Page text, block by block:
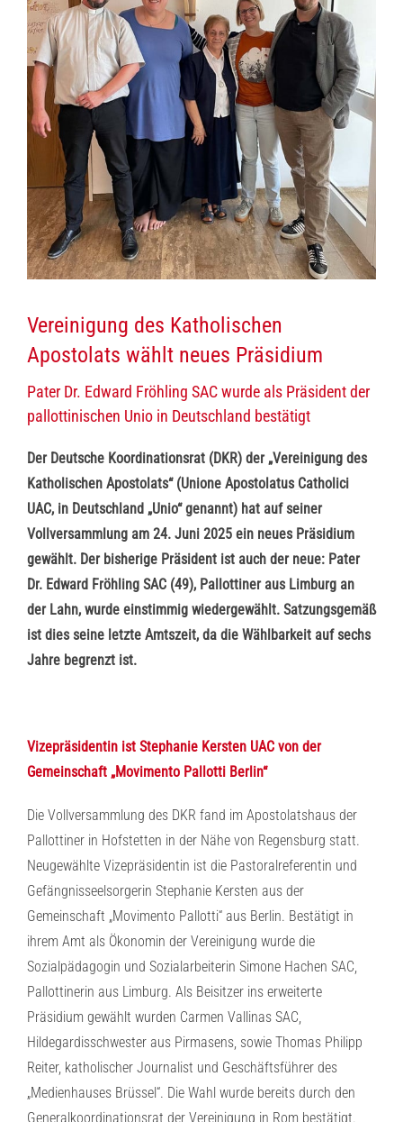
Vereinigung des Katholischen
Apostolats wählt neues Präsidium
Pater Dr. Edward Fröhling SAC wurde als Präsident der
pallottinischen Unio in Deutschland bestätigt
Der Deutsche Koordinationsrat (DKR) der „Vereinigung des
Katholischen Apostolats“ (Unione Apostolatus Catholici
UAC, in Deutschland „Unio“ genannt) hat auf seiner
Vollversammlung am 24. Juni 2025 ein neues Präsidium
gewählt. Der bisherige Präsident ist auch der neue: Pater
Dr. Edward Fröhling SAC (49), Pallottiner aus Limburg an
der Lahn, wurde einstimmig wiedergewählt. Satzungsgemäß
ist dies seine letzte Amtszeit, da die Wählbarkeit auf sechs
Jahre begrenzt ist.
Vizepräsidentin ist Stephanie Kersten UAC von der
Gemeinschaft „Movimento Pallotti Berlin“
Die Vollversammlung des DKR fand im Apostolatshaus der
Pallottiner in Hofstetten in der Nähe von Regensburg statt.
Neugewählte Vizepräsidentin ist die Pastoralreferentin und
Gefängnisseelsorgerin Stephanie Kersten aus der
Gemeinschaft „Movimento Pallotti“ aus Berlin. Bestätigt in
ihrem Amt als Ökonomin der Vereinigung wurde die
Sozialpädagogin und Sozialarbeiterin Simone Hachen SAC,
Pallottinerin aus Limburg. Als Beisitzer ins erweiterte
Präsidium gewählt wurden Carmen Vallinas SAC,
Hildegardisschwester aus Pirmasens, sowie Thomas Philipp
Reiter, katholischer Journalist und Geschäftsführer des
„Medienhauses Brüssel“. Die Wahl wurde bereits durch den
Generalkoordinationsrat der Vereinigung in Rom bestätigt.